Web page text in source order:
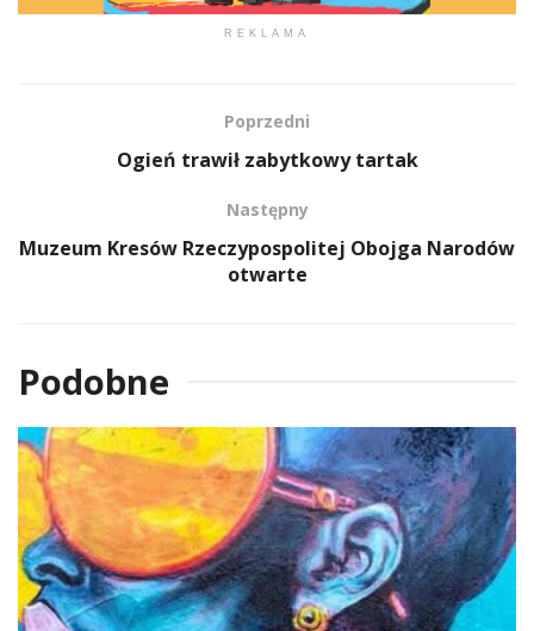
REKLAMA
Poprzedni
Ogień trawił zabytkowy tartak
Następny
Muzeum Kresów Rzeczypospolitej Obojga Narodów
otwarte
Podobne